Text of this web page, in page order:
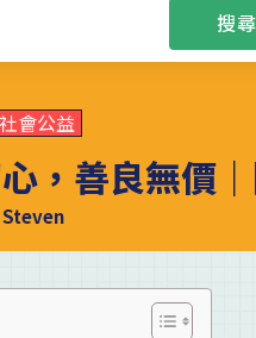
搜尋
社會公益
，善良無價
Steven